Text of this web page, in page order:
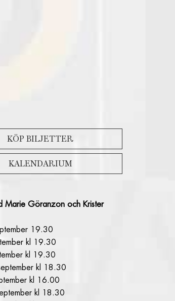
KÖP BILJETTER
KALENDARIUM
Marie Göranzon och Krister
19.30
kl 19.30
kl 19.30
kl 18.30
kl 16.00
kl 18.30